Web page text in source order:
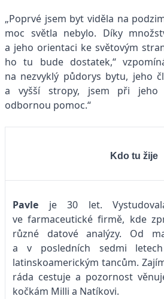
„Poprvé jsem byt viděla na
moc světla nebylo. Díky
a jeho orientaci ke světovým
ho tu bude dostatek,“
na nezvyklý půdorys bytu, jeho
a vyšší stropy, jsem při jeho
odbornou pomoc.“
Kdo tu žije
Pavle je 30 let.
ve farmaceutické firmě, kde
různé datové analýzy. Od
a v posledních sedmi
latinskoamerickým tancům.
ráda cestuje a pozornost
kočkám Milli a Natíkovi.